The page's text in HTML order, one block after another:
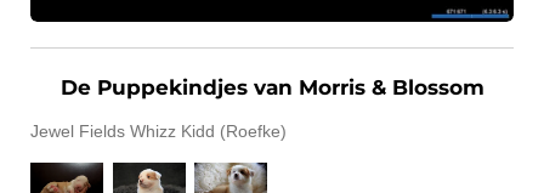
De Puppekindjes van Morris & Blossom
Jewel Fields Whizz Kidd (Roefke)